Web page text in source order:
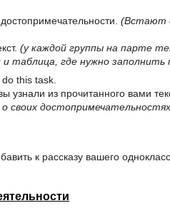
(Встают
(у каждой группы на парте
таблица, где нужно заполнить
this task.
узнали из прочитанного вами
своих достопримечательностях
к рассказу вашего